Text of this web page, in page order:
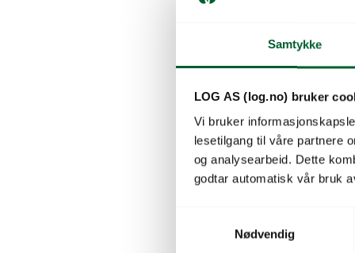
Samtykke
LOG AS (log.no) bruker
Vi bruker
lesetilgang til våre partnere
og analysearbeid. Dette
godtar automatisk vår bruk
NødvendigSALAT